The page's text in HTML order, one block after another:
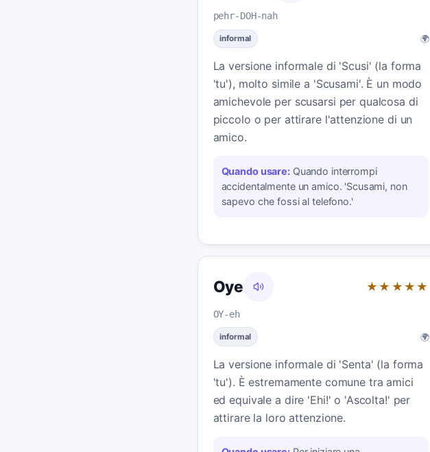
pehr-DOH-nah
informal 🌍
La versione informale di 'Scusi' (la forma
'tu'), molto simile a 'Scusami'. È un modo
amichevole per scusarsi per qualcosa di
piccolo o per attirare l'attenzione di un
amico.
Quando usare: Quando interrompi
accidentalmente un amico. 'Scusami, non
sapevo che fossi al telefono.'
Oye ★★★★★
OY-eh
informal 🌍
La versione informale di 'Senta' (la forma
'tu'). È estremamente comune tra amici
ed equivale a dire 'Ehi!' o 'Ascolta!' per
attirare la loro attenzione.